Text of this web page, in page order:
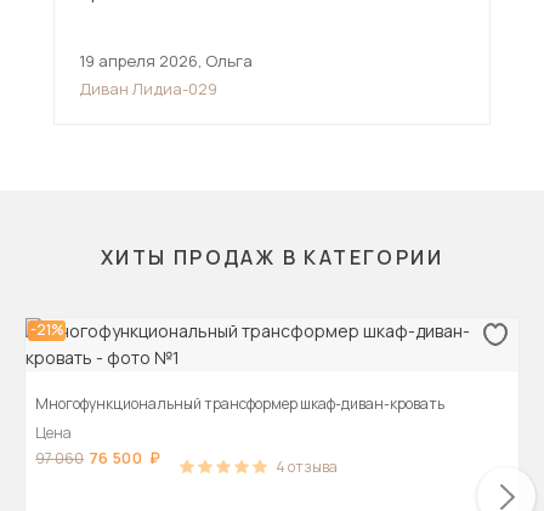
19 апреля 2026, Ольга
Диван Лидиа-029
ХИТЫ ПРОДАЖ В КАТЕГОРИИ
-21%
Многофункциональный трансформер шкаф-диван-кровать
Цена
97 060 76 500 4отзыва